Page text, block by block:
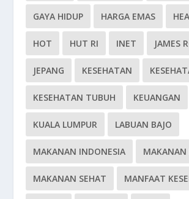
GAYA HIDUP HARGA EMAS
HOT HUT RI INET JAMES
JEPANG KESEHATAN
KESEHATAN TUBUH KEUANGAN
KUALA LUMPUR LABUAN BAJO
MAKANAN INDONESIA
MAKANAN SEHAT MANFAAT